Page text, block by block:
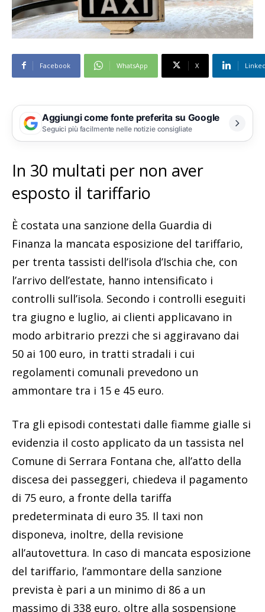
Facebook WhatsApp X
Aggiungi come fonte preferita su Google
Seguici più facilmente nelle notizie consigliate
In 30 multati per non aver
esposto il tariffario
È costata una sanzione della Guardia di
Finanza la mancata esposizione del tariffario,
per trenta tassisti dell’isola d’Ischia che, con
l’arrivo dell’estate, hanno intensificato i
controlli sull’isola. Secondo i controlli eseguiti
tra giugno e luglio, ai clienti applicavano in
modo arbitrario prezzi che si aggiravano dai
50 ai 100 euro, in tratti stradali i cui
regolamenti comunali prevedono un
ammontare tra i 15 e 45 euro.
Tra gli episodi contestati dalle fiamme gialle si
evidenzia il costo applicato da un tassista nel
Comune di Serrara Fontana che, all’atto della
discesa dei passeggeri, chiedeva il pagamento
di 75 euro, a fronte della tariffa
predeterminata di euro 35. Il taxi non
disponeva, inoltre, della revisione
all’autovettura. In caso di mancata esposizione
del tariffario, l’ammontare della sanzione
prevista è pari a un minimo di 86 a un
massimo di 338 euro, oltre alla sospensione